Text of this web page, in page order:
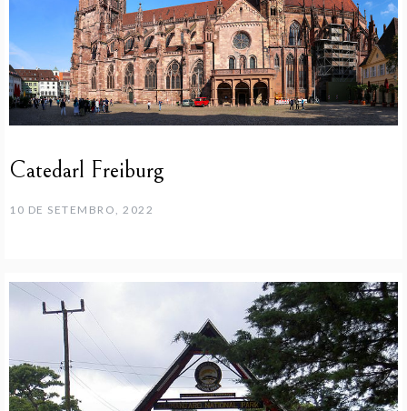
Catedarl Freiburg
10 DE SETEMBRO, 2022